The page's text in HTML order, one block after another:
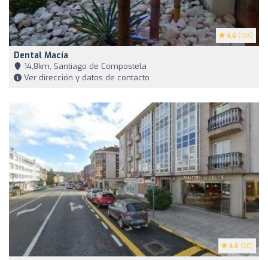
4.6 (104)
Dental Macía
14,8km, Santiago de Compostela
Ver dirección y datos de contacto
4.6 (20)